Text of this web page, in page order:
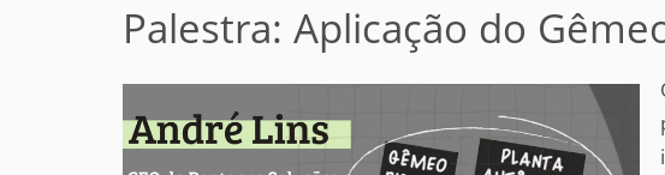
Palestra: Aplicação do